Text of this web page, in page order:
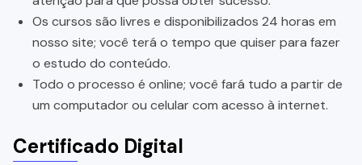
Os cursos são livres e disponibilizados 24 horas em
nosso site; você terá o tempo que quiser para fazer
o estudo do conteúdo.
Todo o processo é online; você fará tudo a partir de
um computador ou celular com acesso à internet.
Certificado Digital